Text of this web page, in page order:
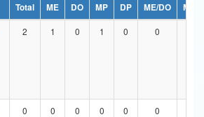
Inovações e Comunicações
Regional
Total ME DO MP DP ME/DO
MP/
2 1 0 1 0 0
0 0 0 0 0 0